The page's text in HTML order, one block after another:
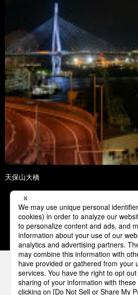
天保山大橋
1 2 3 4
パナソニックの電気設備